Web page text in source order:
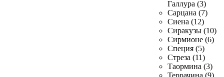
Галлура (3)
Сарцана (7)
Сиена (12)
Сиракузы (10)
Сирмионе (6)
Специя (5)
Стреза (11)
Таормина (3)
Террачина (9)